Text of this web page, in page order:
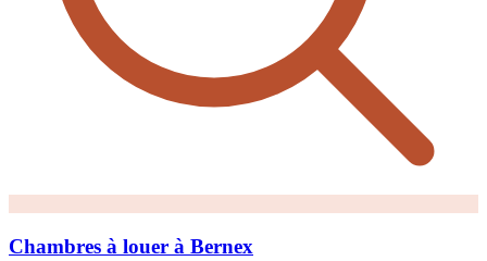
Chambres à louer à Bernex